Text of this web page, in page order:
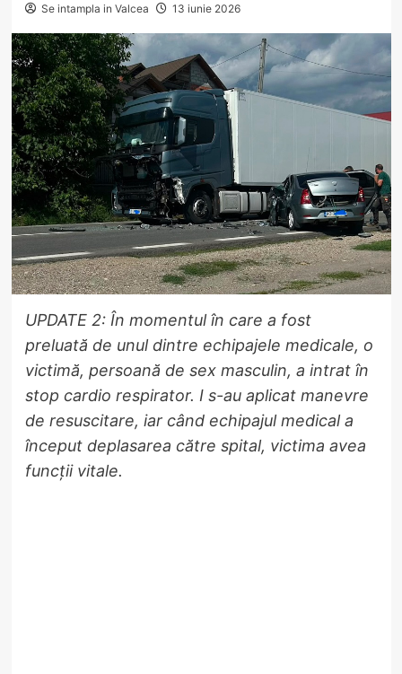
Se intampla in Valcea 13 iunie 2026
UPDATE 2: În momentul în care a fost
preluată de unul dintre echipajele medicale, o
victimă, persoană de sex masculin, a intrat în
stop cardio respirator. I s-au aplicat manevre
de resuscitare, iar când echipajul medical a
început deplasarea către spital, victima avea
funcții vitale.